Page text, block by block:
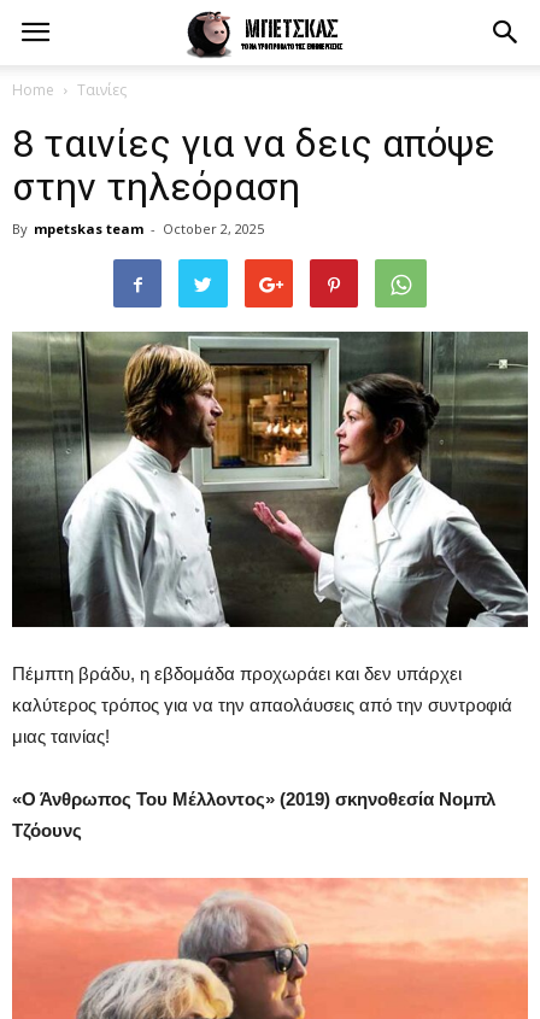
Home Ταινίες
8 ταινίες για να δεις απόψε
στην τηλεόραση
By mpetskas team - October 2, 2025
Πέμπτη βράδυ, η εβδομάδα προχωράει και δεν υπάρχει
καλύτερος τρόπος για να την απαολάυσεις από την συντροφιά
μιας ταινίας!
«Ο Άνθρωπος Του Μέλλοντος» (2019) σκηνοθεσία Νομπλ
Τζόουνς